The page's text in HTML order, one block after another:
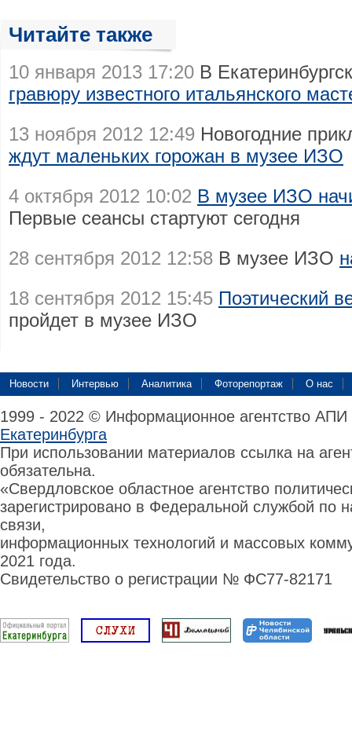
Читайте также
10 января 2013 17:20 В
гравюру известного итальянского
13 ноября 2012 12:49 Новогодние
ждут маленьких горожан в музее ИЗО
4 октября 2012 10:02 В музее ИЗО
Первые сеансы стартуют сегодня
28 сентября 2012 12:58 В музее ИЗО
18 сентября 2012 15:45 Поэтический
пройдет в музее ИЗО
Новости Интервью Аналитика Фоторепортаж О нас
1999 - 2022 © Информационное агентство
Екатеринбурга
При использовании материалов ссылка на
обязательна.
«Свердловское областное агентство
зарегистрировано в Федеральной службой по
связи,
информационных технологий и массовых
2021 года.
Свидетельство о регистрации № ФС77-82171